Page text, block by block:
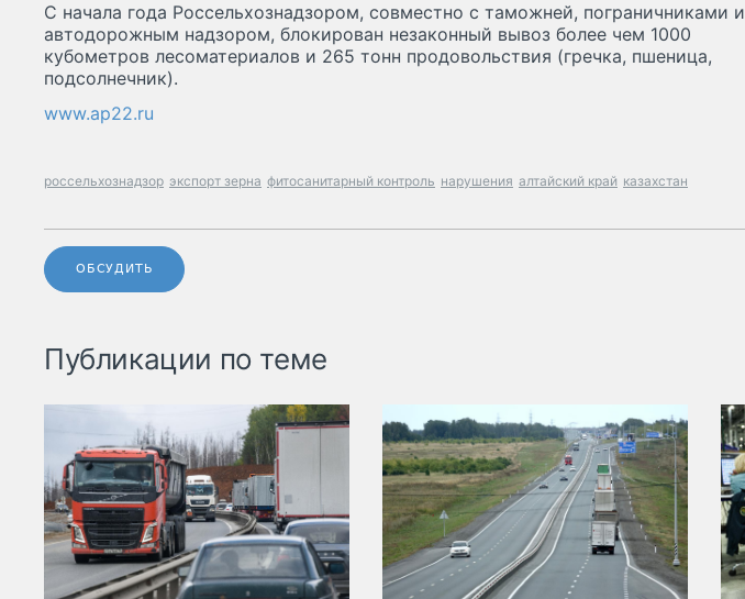
С начала года Россельхознадзором, совместно с таможней, пограничниками и
автодорожным надзором, блокирован незаконный вывоз более чем 1000
кубометров лесоматериалов и 265 тонн продовольствия (гречка, пшеница,
подсолнечник).
www.ap22.ru
россельхознадзор экспорт зерна фитосанитарный контроль нарушения алтайский край казахстан
ОБСУДИТЬ
Публикации по теме